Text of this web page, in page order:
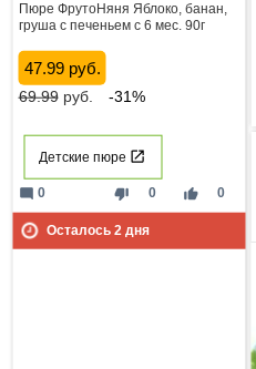
Пюре ФрутоНяня Яблоко, банан,
груша с печеньем с 6 мес. 90г
47.99 руб.
69.99руб. -31%
Детские пюре
thumb_down 0 thumb_up 0
mode_comment 0
Осталось 2дня